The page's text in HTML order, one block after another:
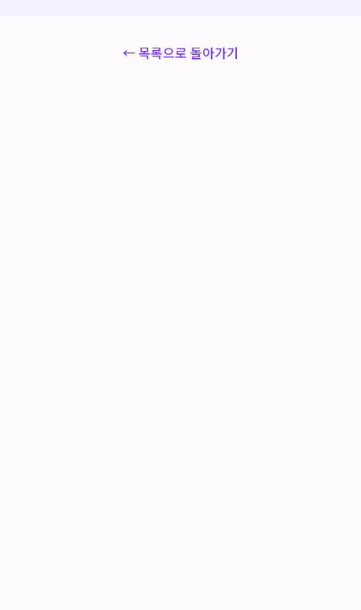
← 목록으로 돌아가기